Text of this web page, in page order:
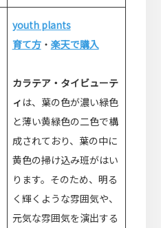
youth plants
育て方・ 楽天で購入
カラテア・タイビューテ
ィ は、葉の色が濃い緑色
と薄い黄緑色の二色で構
成されており、葉の中に
黄色の掃け込み班がはい
ります。そのため、明る
く輝くような雰囲気や、
元気な雰囲気を演出する